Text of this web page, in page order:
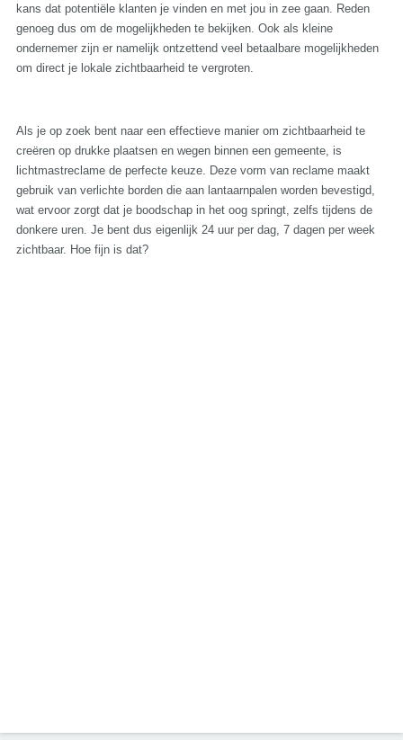
kans dat potentiële klanten je vinden en met jou in zee gaan. Reden
genoeg dus om de mogelijkheden te bekijken. Ook als kleine
ondernemer zijn er namelijk ontzettend veel betaalbare mogelijkheden
om direct je lokale zichtbaarheid te vergroten.
Als je op zoek bent naar een effectieve manier om zichtbaarheid te
creëren op drukke plaatsen en wegen binnen een gemeente, is
lichtmastreclame de perfecte keuze. Deze vorm van reclame maakt
gebruik van verlichte borden die aan lantaarnpalen worden bevestigd,
wat ervoor zorgt dat je boodschap in het oog springt, zelfs tijdens de
donkere uren. Je bent dus eigenlijk 24 uur per dag, 7 dagen per week
zichtbaar. Hoe fijn is dat?